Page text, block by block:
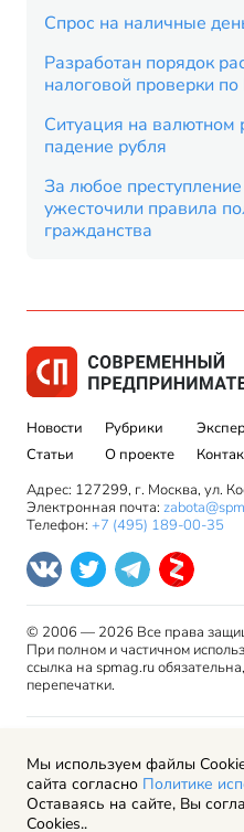
Спрос на наличные
Разработан порядок
налоговой проверки
Ситуация на
падение рубля
За любое преступление
ужесточили правила
гражданства
Новости
Статьи
Рубрики
О проекте
Адрес: 127299, г. Москва, ул.
Электронная почта:
Телефон: +7 (495) 189-00-35
© 2006 — 2026 Все права
При полном и частичном
ссылка на spmag.ru
перепечатки.
права
Пользовательское
Политика обработки
Рекламодателям
Мы используем файлы
сайта согласно Политике
Оставаясь на сайте, Вы
Cookies..